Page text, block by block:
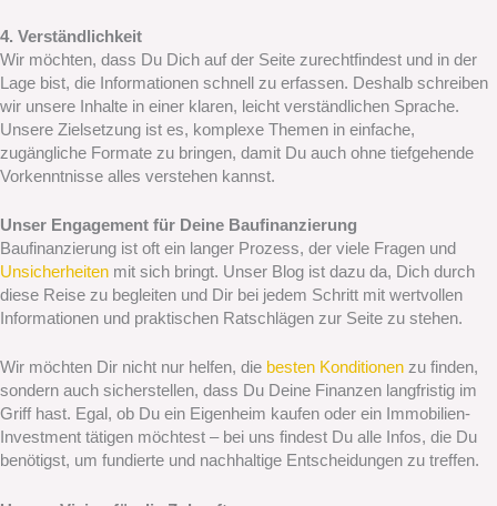
4. Verständlichkeit
Wir möchten, dass Du Dich auf der Seite zurechtfindest und in der
Lage bist, die Informationen schnell zu erfassen. Deshalb schreiben
wir unsere Inhalte in einer klaren, leicht verständlichen Sprache.
Unsere Zielsetzung ist es, komplexe Themen in einfache,
zugängliche Formate zu bringen, damit Du auch ohne tiefgehende
Vorkenntnisse alles verstehen kannst.
Unser Engagement für Deine Baufinanzierung
Baufinanzierung ist oft ein langer Prozess, der viele Fragen und
Unsicherheiten mit sich bringt. Unser Blog ist dazu da, Dich durch
diese Reise zu begleiten und Dir bei jedem Schritt mit wertvollen
Informationen und praktischen Ratschlägen zur Seite zu stehen.
Wir möchten Dir nicht nur helfen, die besten Konditionen zu finden,
sondern auch sicherstellen, dass Du Deine Finanzen langfristig im
Griff hast. Egal, ob Du ein Eigenheim kaufen oder ein Immobilien-
Investment tätigen möchtest – bei uns findest Du alle Infos, die Du
benötigst, um fundierte und nachhaltige Entscheidungen zu treffen.